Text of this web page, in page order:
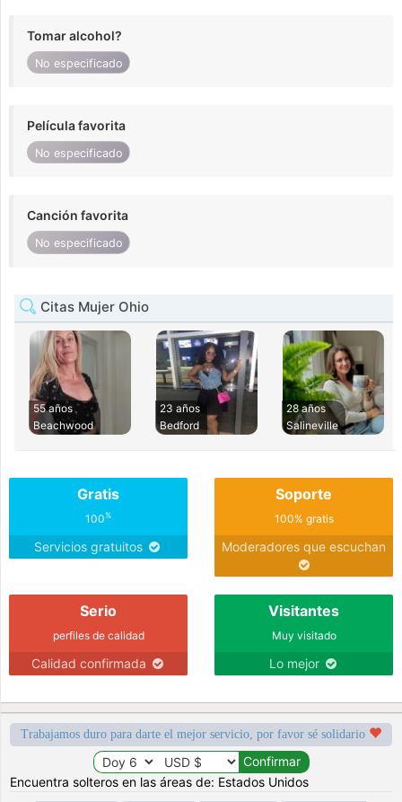
Tomar alcohol?
No especificado
Película favorita
No especificado
Canción favorita
No especificado
Citas Mujer Ohio
55 años
Beachwood
23 años
Bedford
28 años
Salineville
Gratis
100%
Servicios gratuitos
Soporte
100% gratis
Moderadores que escuchan
Serio
perfiles de calidad
Calidad confirmada
Visitantes
Muy visitado
Lo mejor
Trabajamos duro para darte el mejor servicio, por favor sé solidario
Encuentra solteros en las áreas de: Estados Unidos